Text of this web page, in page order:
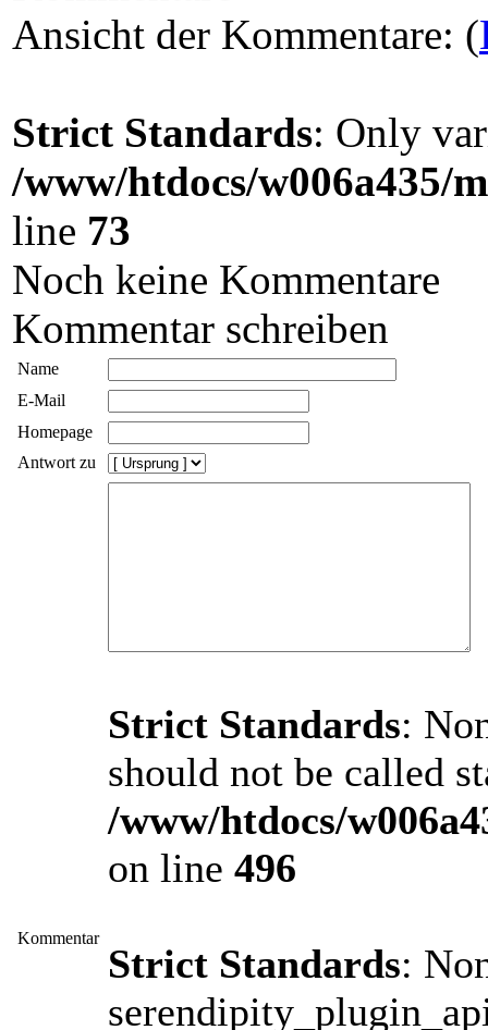
Ansicht der Kommentare: (
Strict Standards: Only
/www/htdocs/w006a435/
line 73
Noch keine Kommentare
Kommentar schreiben
Name
E-Mail
Homepage
Antwort zu
Kommentar
Strict Standards:
should not be called
/www/htdocs/
on line 496
Strict Standards: